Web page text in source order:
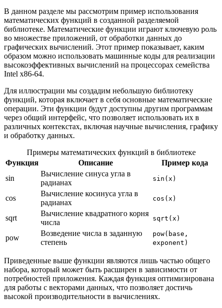
В данном разделе мы рассмотрим пример использования
математических функций в созданной разделяемой
библиотеке. Математические функции играют ключевую роль
во множестве приложений, от обработки данных до
графических вычислений. Этот пример показывает, каким
образом можно использовать машинные коды для реализации
высокоэффективных вычислений на процессорах семейства
Intel x86-64.
Для иллюстрации мы создадим небольшую библиотеку
функций, которая включает в себя основные математические
операции. Эти функции будут доступны другим программам
через общий интерфейс, что позволяет использовать их в
различных контекстах, включая научные вычисления, графику
и обработку данных.
Примеры математических функций в библиотеке
Функция
Описание
Пример кода
sin
Вычисление синуса угла в
радианах
sin(x)
cos
Вычисление косинуса угла в
радианах
cos(x)
sqrt
Вычисление квадратного корня
числа
sqrt(x)
pow
Возведение числа в заданную
степень
pow(base,
exponent)
Приведенные выше функции являются лишь частью общего
набора, который может быть расширен в зависимости от
потребностей приложения. Каждая функция оптимизирована
для работы с векторами данных, что позволяет достичь
высокой производительности в вычислениях.